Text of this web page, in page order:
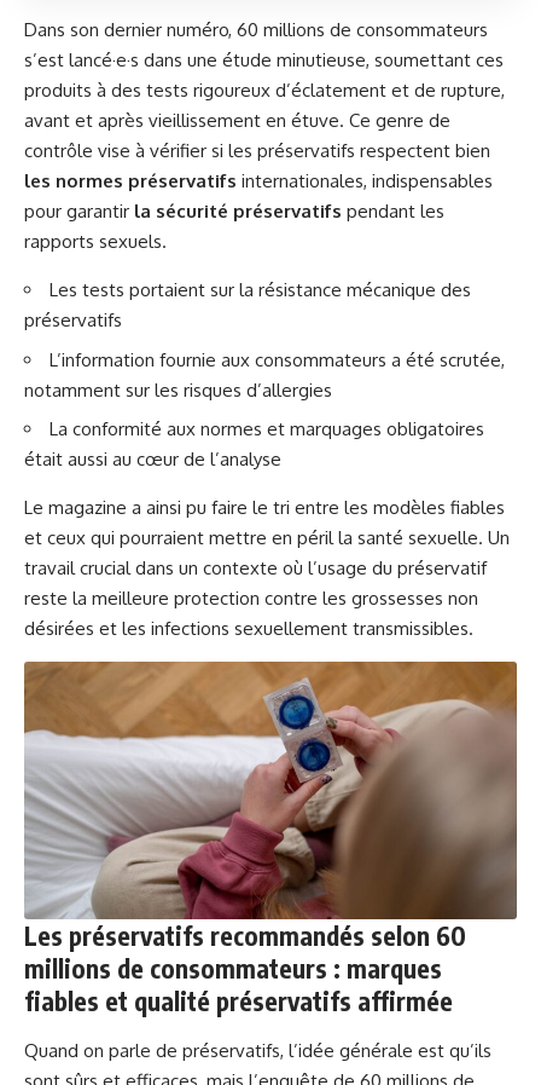
Dans son dernier numéro, 60 millions de consommateurs
s’est lancé·e·s dans une étude minutieuse, soumettant ces
produits à des tests rigoureux d’éclatement et de rupture,
avant et après vieillissement en étuve. Ce genre de
contrôle vise à vérifier si les préservatifs respectent bien
les normes préservatifs internationales, indispensables
pour garantir la sécurité préservatifs pendant les
rapports sexuels.
Les tests portaient sur la résistance mécanique des
préservatifs
L’information fournie aux consommateurs a été scrutée,
notamment sur les risques d’allergies
La conformité aux normes et marquages obligatoires
était aussi au cœur de l’analyse
Le magazine a ainsi pu faire le tri entre les modèles fiables
et ceux qui pourraient mettre en péril la santé sexuelle. Un
travail crucial dans un contexte où l’usage du préservatif
reste la meilleure protection contre les grossesses non
désirées et les infections sexuellement transmissibles.
Les préservatifs recommandés selon 60
millions de consommateurs : marques
fiables et qualité préservatifs affirmée
Quand on parle de préservatifs, l’idée générale est qu’ils